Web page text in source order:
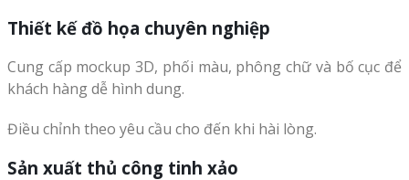
Thiết kế đồ họa chuyên nghiệp
Cung cấp mockup 3D, phối màu, phông chữ và bố cục để
khách hàng dễ hình dung.
Điều chỉnh theo yêu cầu cho đến khi hài lòng.
Sản xuất thủ công tinh xảo